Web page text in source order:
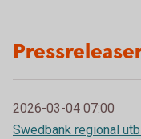
2026-03-04 07:00
Swedbank regional